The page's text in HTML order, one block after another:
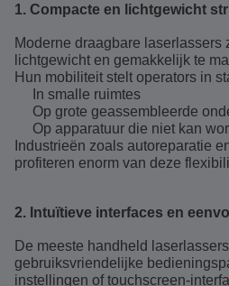
1. Compacte en lichtgewicht
Moderne draagbare laserlassers
lichtgewicht en gemakkelijk te
Hun mobiliteit stelt operators in
In smalle ruimtes
Op grote geassembleerde
Op apparatuur die niet kan
Industrieën zoals autoreparatie
profiteren enorm van deze
2. Intuïtieve interfaces en
De meeste handheld
gebruiksvriendelijke
instellingen of touchscreen-